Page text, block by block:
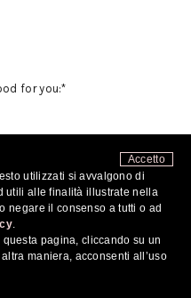
for you:*
Accetto
utilizzati si avvalgono di
utili alle finalità illustrate nella
negare il consenso a tutti o ad
.
pagina, cliccando su un
maniera, acconsenti all’uso